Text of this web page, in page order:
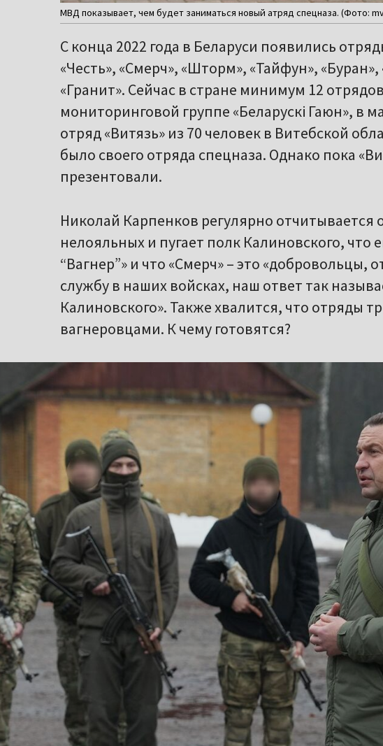
МВД показывает, чем будет заниматься новый атряд спецназа. (Фото:
С конца 2022 года в Беларуси появились
«Честь», «Смерч», «Шторм», «Тайфун»,
«Гранит». Сейчас в стране минимум 12
мониторинговой группе «Беларускі Гаюн», в
отряд «Витязь» из 70 человек в Витебской
было своего отряда спецназа. Однако пока
презентовали.
Николай Карпенков регулярно отчитывается
нелояльных и пугает полк Калиновского, что
“Вагнер”» и что «Смерч» – это
службу в наших войсках, наш ответ так
Калиновского». Также хвалится, что отряды
вагнеровцами. К чему готовятся?